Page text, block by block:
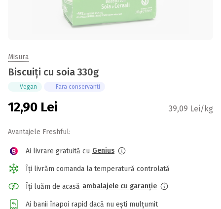
Misura
Biscuiți cu soia 330g
Vegan Fara conservanti
12,90 Lei 39,09 Lei/kg
Avantajele Freshful:
Ai livrare gratuită cu Genius
Îți livrăm comanda la temperatură controlată
Îți luăm de acasă ambalajele cu garanție
Ai banii înapoi rapid dacă nu ești mulțumit